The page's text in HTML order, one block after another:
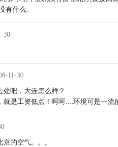
有什么.
30
11-30
处吧，大连怎么样？
就是工资低点！呵呵....环境可是一流
的空气。。。